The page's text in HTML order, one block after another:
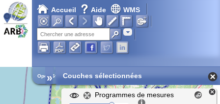
Accueil Aide WMS
Adresse
Open Street Map
» Couches sélectionnées
Programmes de mesures